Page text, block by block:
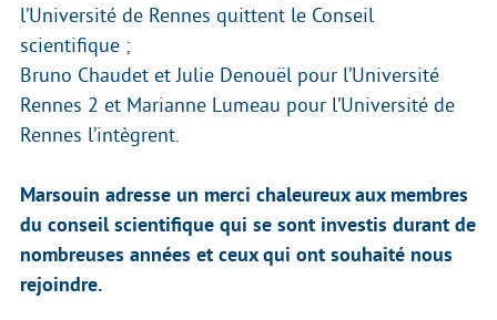
l’Université de Rennes quittent le Conseil
scientifique ;
Bruno Chaudet et Julie Denouël pour l’Université
Rennes 2 et Marianne Lumeau pour l’Université de
Rennes l’intègrent.
Marsouin adresse un merci chaleureux aux membres
du conseil scientifique qui se sont investis durant de
nombreuses années et ceux qui ont souhaité nous
rejoindre.